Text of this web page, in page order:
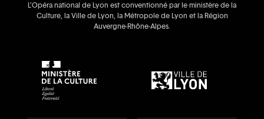
L’Opéra national de Lyon est conventionné par le ministère de la
Culture, la Ville de Lyon, la Métropole de Lyon et la Région
Auvergne‑Rhône‑Alpes.